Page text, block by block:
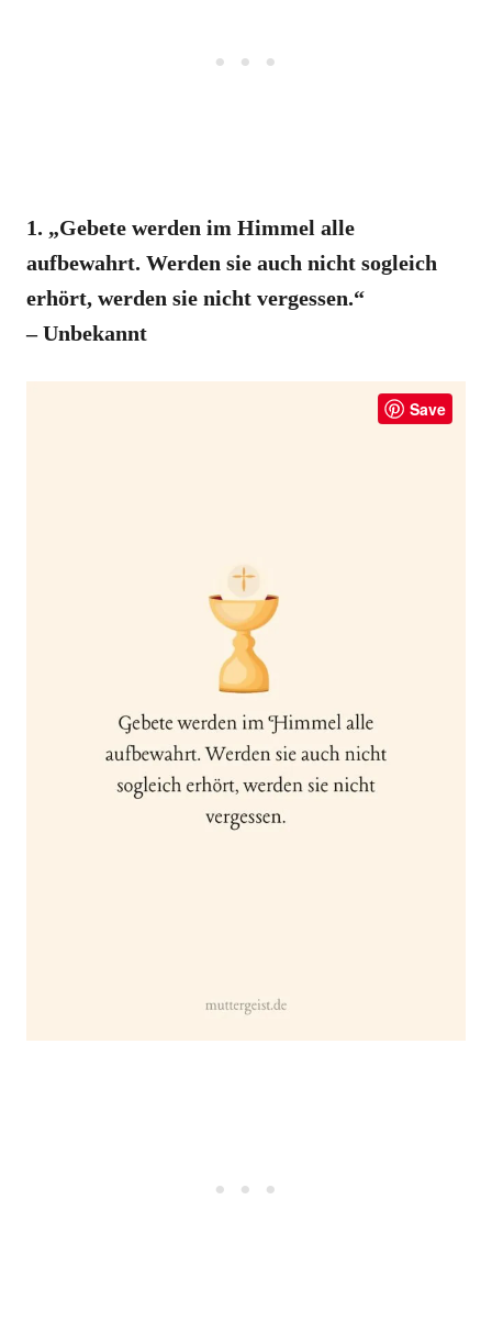
1. „Gebete werden im Himmel alle
aufbewahrt. Werden sie auch nicht sogleich
erhört, werden sie nicht vergessen.“
– Unbekannt
Save